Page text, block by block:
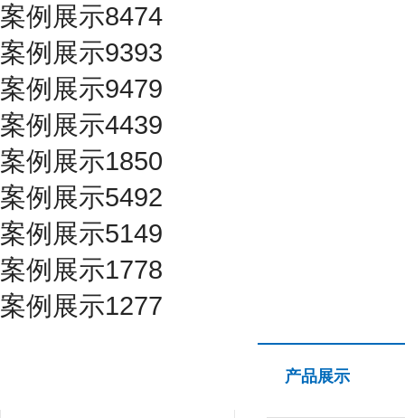
案例展示8474
案例展示9393
案例展示9479
案例展示4439
案例展示1850
案例展示5492
案例展示5149
案例展示1778
案例展示1277
产品展示